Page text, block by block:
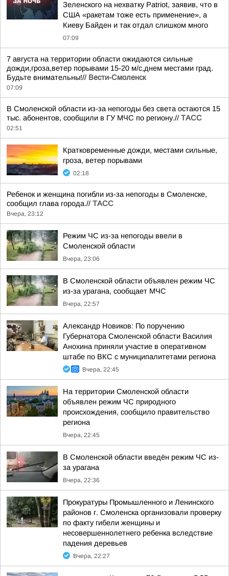
Зеленского на нехватку Patriot, заявив, что в
США «ракетам тоже есть применение», а
Киеву Байден и так отдал слишком много
07:09
7 августа на территории области ожидаются сильные
дожди,гроза,ветер порывами 15-20 м/с,днем местами град.
Будьте внимательны!// Вести-Смоленск
07:09
В Смоленской области из-за непогоды без света остаются 15
тыс. абонентов, сообщили в ГУ МЧС по региону.// ТАСС
02:51
Кратковременные дожди, местами сильные,
гроза, ветер порывами
02:18
Ребенок и женщина погибли из-за непогоды в Смоленске,
сообщил глава города.// ТАСС
Вчера, 23:12
Режим ЧС из-за непогоды ввели в
Смоленской области
Вчера, 23:06
В Смоленской области объявлен режим ЧС
из-за урагана, сообщает МЧС
Вчера, 22:57
Александр Новиков: По поручению
Губернатора Смоленской области Василия
Анохина приняли участие в оперативном
штабе по ВКС с муниципалитетами региона
Вчера, 22:45
На территории Смоленской области
объявлен режим ЧС природного
происхождения, сообщило правительство
региона
Вчера, 22:45
В Смоленской области введён режим ЧС из-
за урагана
Вчера, 22:36
Прокуратуры Промышленного и Ленинского
районов г. Смоленска организовали проверку
по факту гибели женщины и
несовершеннолетнего ребенка вследствие
падения деревьев
Вчера, 22:27